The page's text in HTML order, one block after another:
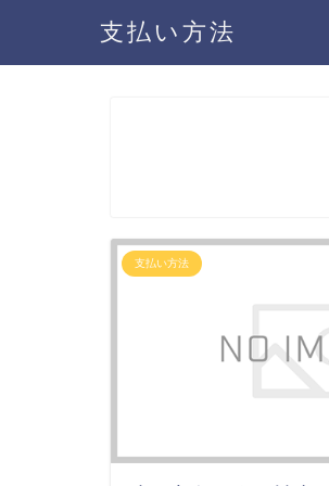
支払い方法
支払い方法